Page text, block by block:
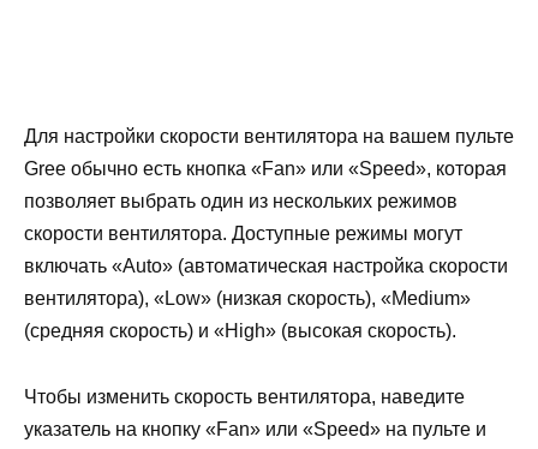
Для настройки скорости вентилятора на вашем пульте
Gree обычно есть кнопка «Fan» или «Speed», которая
позволяет выбрать один из нескольких режимов
скорости вентилятора. Доступные режимы могут
включать «Auto» (автоматическая настройка скорости
вентилятора), «Low» (низкая скорость), «Medium»
(средняя скорость) и «High» (высокая скорость).
Чтобы изменить скорость вентилятора, наведите
указатель на кнопку «Fan» или «Speed» на пульте и